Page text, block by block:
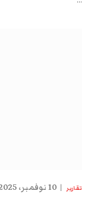
تقارير 10 نوفمبر، 2025